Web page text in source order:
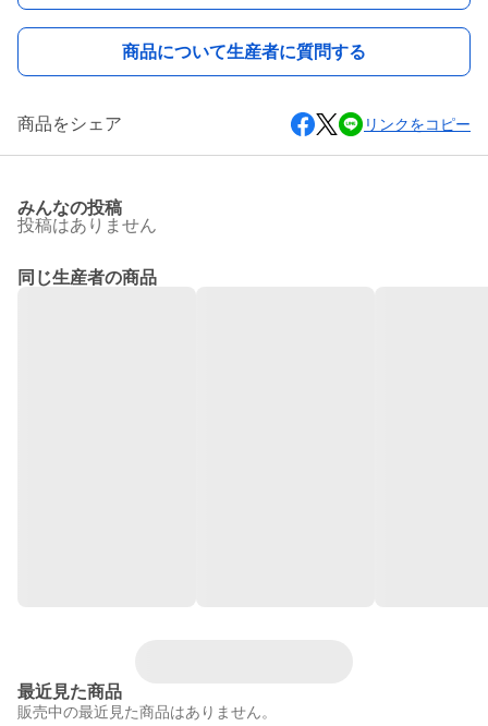
商品について生産者に質問する
商品をシェア リンクをコピー
みんなの投稿
投稿はありません
同じ生産者の商品
最近見た商品
販売中の最近見た商品はありません。